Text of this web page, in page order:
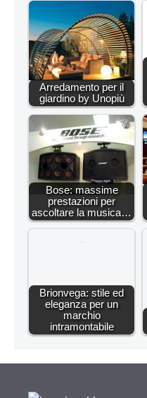
Arredamento per il
giardino by Unopiù
Bose: massime
prestazioni per
ascoltare la musica…
Brionvega: stile ed
eleganza per un
marchio
intramontabile